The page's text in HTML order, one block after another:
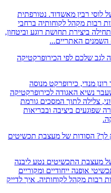
מאשדוד. נטורפתית
מקהל לקוחותיה ברחבי
תחושת רוגע וביטחון,
האתריים...
לפי הכירופרקטיקה
כירופרקט מנוסה
האגודה לכירופרקטיקה
לתוך המסכים גורמת
ביציבה ובבריאות
של מעצבת תכשיטים
התכשיטים נטע ליבנה
ייחודיים ומקוריים
מקהל לקוחותיה. איך לדייק